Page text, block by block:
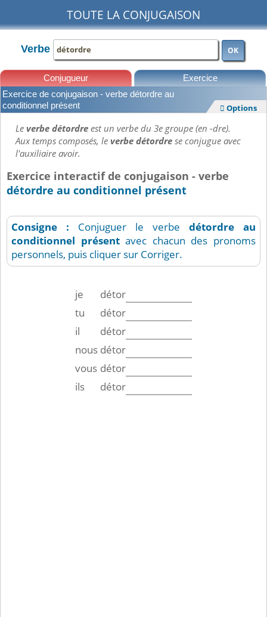
TOUTE LA CONJUGAISON
Verbe OK
Conjugueur Exercice
Leçons
Exercice de conjugaison - verbe détordre au
conditionnel présent
 Options
Leverbe détordreest un verbe du 3e groupe (en -dre).
Aux temps composés, leverbe détordrese conjugue avec
l'auxiliaire avoir.
Exercice interactif de conjugaison - verbe
détordre au conditionnel présent
Consigne : Conjuguer le verbe détordre
au
conditionnel présentavec chacun des pronoms
personnels, puis cliquer sur Corriger.
je
détor
tu
détor
il
détor
nous détor
vous détor
ils
détor